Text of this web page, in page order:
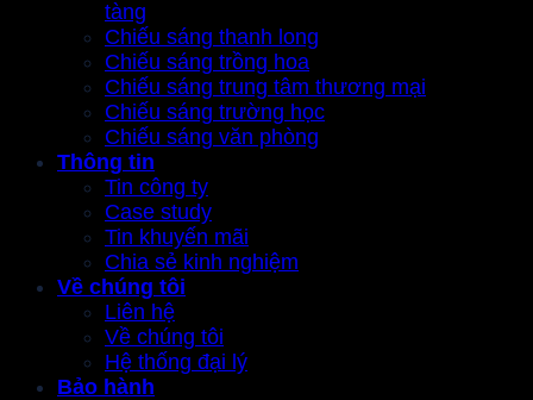
tàng
Chiếu sáng thanh long
Chiếu sáng trồng hoa
Chiếu sáng trung tâm thương mại
Chiếu sáng trường học
Chiếu sáng văn phòng
Thông tin
Tin công ty
Case study
Tin khuyến mãi
Chia sẻ kinh nghiệm
Về chúng tôi
Liên hệ
Về chúng tôi
Hệ thống đại lý
Bảo hành